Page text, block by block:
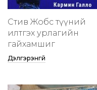
Стив Жобс түүний
илтгэх урлагийн
гайхамшиг
Дэлгэрэнгүй